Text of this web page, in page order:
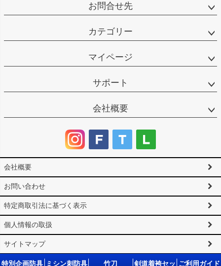
お問合せ先
カテゴリー
マイページ
サポート
会社概要
会社概要
お問い合わせ
特定商取引法に基づく表示
個人情報の取扱
サイトマップ
©2025 剣道防具工房「源」 All Rights reserved.
特別企画防具 ミシン刺防具 竹刀 剣道着袴セッ ご利用ガイド